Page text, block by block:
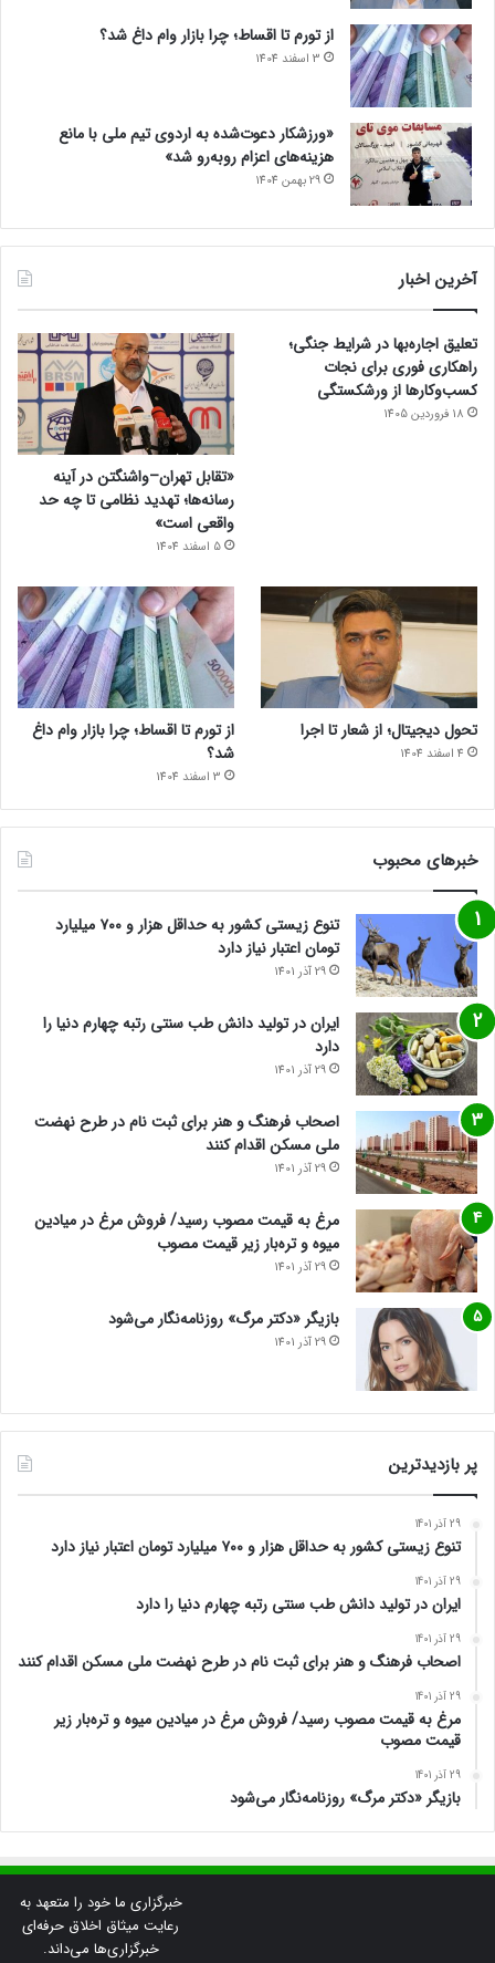
از تورم تا اقساط؛ چرا بازار وام داغ شد؟
3 اسفند 1404
«ورزشکار دعوت‌شده به اردوی تیم ملی با مانع
هزینه‌های اعزام روبه‌رو شد»
29 بهمن 1404
آخرین اخبار
تعلیق اجاره‌بها در شرایط جنگی؛
راهکاری فوری برای نجات
کسب‌وکارها از ورشکستگی
18 فروردین 1405
«تقابل تهران–واشنگتن در آینه
رسانه‌ها؛ تهدید نظامی تا چه حد
واقعی است»
5 اسفند 1404
تحول دیجیتال؛ از شعار تا اجرا
4 اسفند 1404
از تورم تا اقساط؛ چرا بازار وام داغ
شد؟
3 اسفند 1404
خبرهای محبوب
تنوع زیستی کشور به حداقل هزار و ۷۰۰ میلیارد
تومان اعتبار نیاز دارد
29 آذر 1401
ایران در تولید دانش طب سنتی رتبه چهارم دنیا را
دارد
29 آذر 1401
اصحاب فرهنگ و هنر برای ثبت نام در طرح نهضت
ملی مسکن اقدام کنند
29 آذر 1401
مرغ به قیمت مصوب رسید/ فروش مرغ در میادین
میوه و تره‌بار زیر قیمت مصوب
29 آذر 1401
بازیگر «دکتر مرگ» روزنامه‌نگار می‌شود
29 آذر 1401
پر بازدیدترین
29 آذر 1401
تنوع زیستی کشور به حداقل هزار و ۷۰۰ میلیارد تومان اعتبار نیاز دارد
29 آذر 1401
ایران در تولید دانش طب سنتی رتبه چهارم دنیا را دارد
29 آذر 1401
اصحاب فرهنگ و هنر برای ثبت نام در طرح نهضت ملی مسکن اقدام کنند
29 آذر 1401
مرغ به قیمت مصوب رسید/ فروش مرغ در میادین میوه و تره‌بار زیر
قیمت مصوب
29 آذر 1401
بازیگر «دکتر مرگ» روزنامه‌نگار می‌شود
خبرگزاری ما خود را متعهد به
رعایت میثاق اخلاق حرفه‌ای
خبرگزاری‌ها می‌داند.